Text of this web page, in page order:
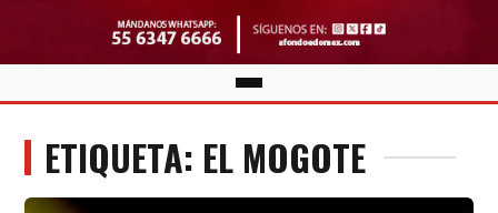
ETIQUETA: EL MOGOTE